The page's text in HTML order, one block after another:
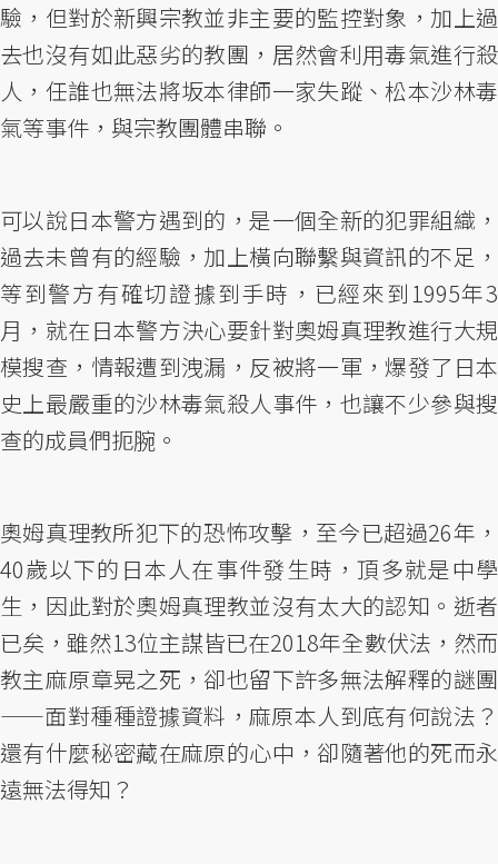
驗，但對於新興宗教並非主要的監控對象，加上過
去也沒有如此惡劣的教團，居然會利用毒氣進行殺
人，任誰也無法將坂本律師一家失蹤、松本沙林毒
氣等事件，與宗教團體串聯。
可以說日本警方遇到的，是一個全新的犯罪組織，
過去未曾有的經驗，加上橫向聯繫與資訊的不足，
等到警方有確切證據到手時，已經來到1995年3
月，就在日本警方決心要針對奧姆真理教進行大規
模搜查，情報遭到洩漏，反被將一軍，爆發了日本
史上最嚴重的沙林毒氣殺人事件，也讓不少參與搜
查的成員們扼腕。
奧姆真理教所犯下的恐怖攻擊，至今已超過26年，
40歲以下的日本人在事件發生時，頂多就是中學
生，因此對於奧姆真理教並沒有太大的認知。逝者
已矣，雖然13位主謀皆已在2018年全數伏法，然而
教主麻原章晃之死，卻也留下許多無法解釋的謎團
——面對種種證據資料，麻原本人到底有何說法？
還有什麼秘密藏在麻原的心中，卻隨著他的死而永
遠無法得知？